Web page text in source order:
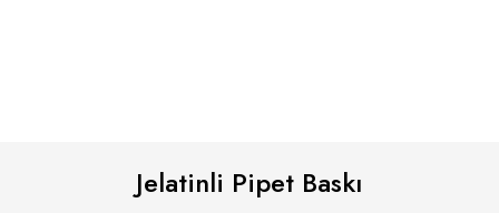
Jelatinli Pipet Baskı